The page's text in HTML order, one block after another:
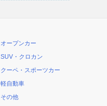
オープンカー
SUV・クロカン
クーペ・スポーツカー
軽自動車
その他